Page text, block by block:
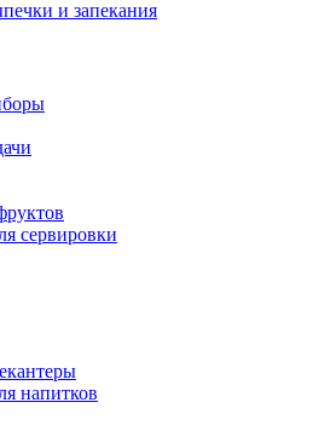
и запекания
сервировки
напитков